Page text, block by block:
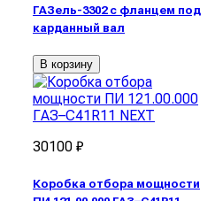
ГАЗель-3302 с фланцем под
карданный вал
В корзину
30100 ₽
Коробка отбора мощности